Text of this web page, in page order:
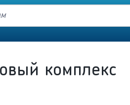
комплекс